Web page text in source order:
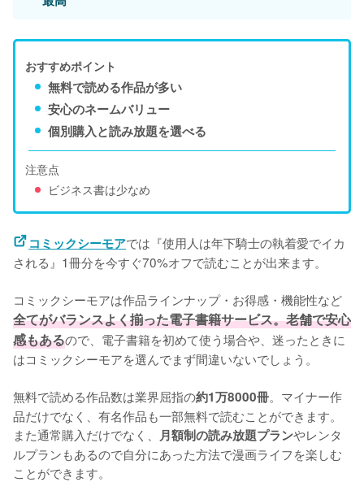
おすすめポイント
無料で読める作品が多い
安心のネームバリュー
個別購入と読み放題を選べる
注意点
ビジネス書は少なめ
コミックシーモアでは『使用人は年下騎士の執着愛でイカ
される』1冊分を今すぐ70%オフで読むことが出来ます。
コミックシーモアは作品ラインナップ・お得感・機能性など
全てがバランスよく揃った電子書籍サービス。老舗で安心
感もあるので、電子書籍を初めて使う場合や、迷ったときに
はコミックシーモアを選んでまず間違いないでしょう。
無料で読める作品数は業界屈指の約1万8000冊。マイナー作
品だけでなく、有名作品も一部無料で読むことができます。
また通常購入だけでなく、 月額制の読み放題プランやレンタ
ルプランもあるので自分にあった方法で漫画ライフを楽しむ
ことができます。